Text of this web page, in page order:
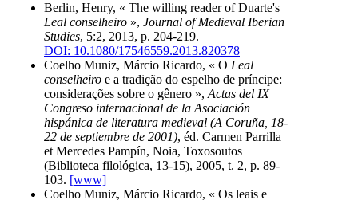
Berlin, Henry, « The willing reader of Duarte's
Leal conselheiro », Journal of Medieval Iberian
Studies, 5:2, 2013, p. 204-219.
DOI: 10.1080/17546559.2013.820378
Coelho Muniz, Márcio Ricardo, « O Leal
conselheiro e a tradição do espelho de príncipe:
considerações sobre o gênero », Actas del IX
Congreso internacional de la Asociación
hispánica de literatura medieval (A Coruña, 18-
22 de septiembre de 2001), éd. Carmen Parrilla
et Mercedes Pampín, Noia, Toxosoutos
(Biblioteca filológica, 13-15), 2005, t. 2, p. 89-
103. [www]
Coelho Muniz, Márcio Ricardo, « Os leais e